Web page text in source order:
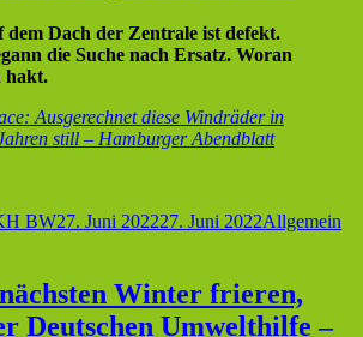
dem Dach der Zentrale ist defekt.
die Suche nach Ersatz. Woran
hakt.
Ausgerechnet diese Windräder in
still – Hamburger Abendblatt
BW27. Juni 202227. Juni 2022Allgemein
Winter frieren,
Deutschen Umwelthilfe –